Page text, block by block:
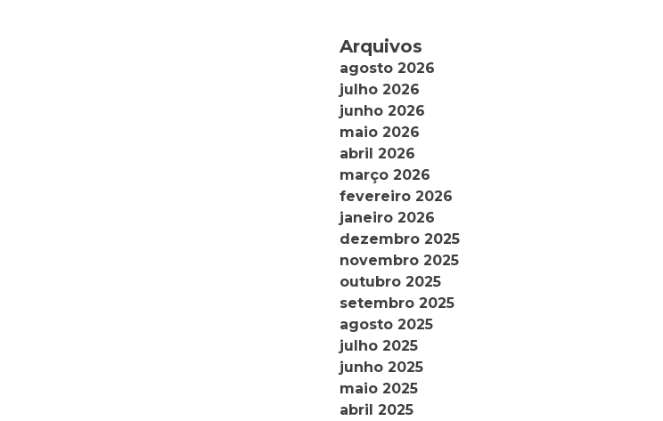
Arquivos
agosto 2026
julho 2026
junho 2026
maio 2026
abril 2026
março 2026
fevereiro 2026
janeiro 2026
dezembro 2025
novembro 2025
outubro 2025
setembro 2025
agosto 2025
julho 2025
junho 2025
maio 2025
abril 2025